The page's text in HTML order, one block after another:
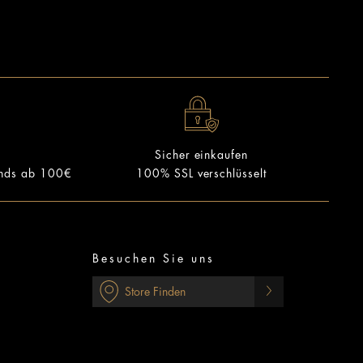
ab 100€
Sicher einkaufen
100% SSL verschlüsselt
Besuchen Sie uns